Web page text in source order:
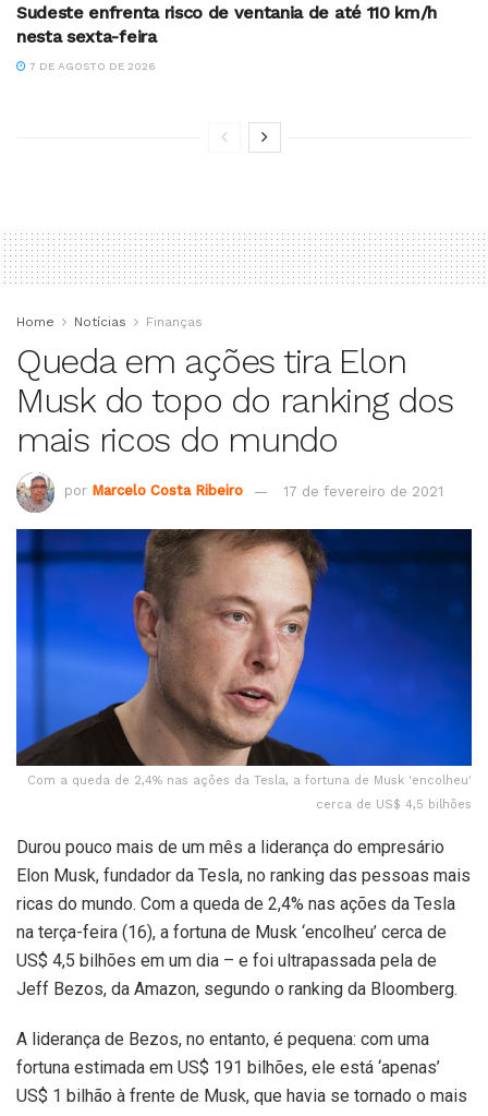
Sudeste enfrenta risco de ventania de até 110 km/h
nesta sexta-feira
7 DE AGOSTO DE 2026
Home Notícias Finanças
Queda em ações tira Elon
Musk do topo do ranking dos
mais ricos do mundo
por Marcelo Costa Ribeiro 17 de fevereiro de 2021
Com a queda de 2,4% nas ações da Tesla, a fortuna de Musk 'encolheu'
cerca de US$ 4,5 bilhões
Durou pouco mais de um mês a liderança do empresário
Elon Musk, fundador da Tesla, no ranking das pessoas mais
ricas do mundo. Com a queda de 2,4% nas ações da Tesla
na terça-feira (16), a fortuna de Musk ‘encolheu’ cerca de
US$ 4,5 bilhões em um dia – e foi ultrapassada pela de
Jeff Bezos, da Amazon, segundo o ranking da Bloomberg.
A liderança de Bezos, no entanto, é pequena: com uma
fortuna estimada em US$ 191 bilhões, ele está ‘apenas’
US$ 1 bilhão à frente de Musk, que havia se tornado o mais